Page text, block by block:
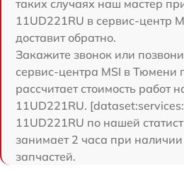
таких случаях наш мастер
11UD221RU в сервис-центр
доставит обратно.
Закажите звонок или
сервис-центра MSI в Тюмени
рассчитает стоимость работ
11UD221RU.
11UD221RU по нашей
занимает 2 часа при
запчастей.